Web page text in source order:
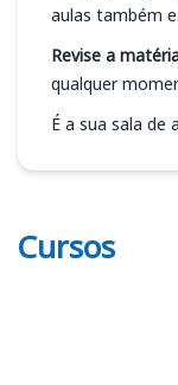
aulas também
Revise a
qualquer
É a sua sala de
Cursos